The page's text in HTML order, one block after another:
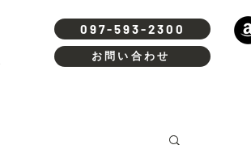
097-593-2300
お問い合わせ